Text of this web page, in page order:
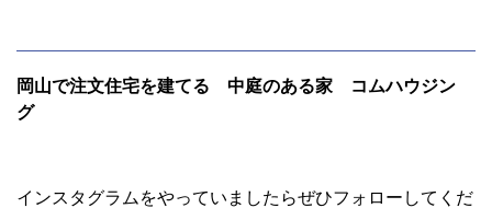
岡山で注文住宅を建てる 中庭のある家 コムハウジン
グ
インスタグラムをやっていましたらぜひフォローしてくだ